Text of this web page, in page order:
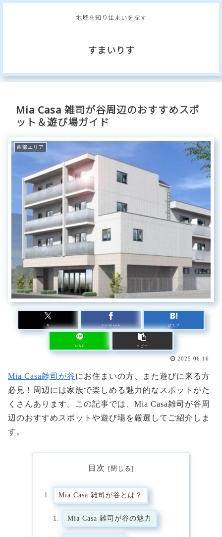
地域を知り住まいを探す
すまいりす
Mia Casa 雑司が谷周辺のおすすめスポ
ット＆遊び場ガイド
西部エリア
X Facebook はてブ
LINE コピー
2025.06.16
Mia Casa雑司が谷にお住まいの方、また遊びに来る方
必見！周辺には家族で楽しめる魅力的なスポットがた
くさんあります。この記事では、Mia Casa雑司が谷周
辺のおすすめスポットや遊び場を厳選してご紹介しま
す。
目次
Mia Casa 雑司が谷とは？
Mia Casa 雑司が谷の魅力